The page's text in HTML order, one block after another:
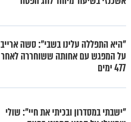
"היא התפללה עלינו בשבי": סשה ארייב
על המפגש עם אחותה ששוחררה לאחר
477 ימים
"ישבתי במסדרון ובכיתי את חיי": שולי